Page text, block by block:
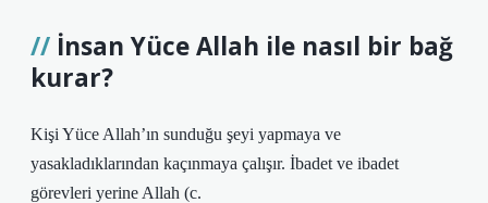
İnsan Yüce Allah ile nasıl bir bağ
kurar?
Kişi Yüce Allah’ın sunduğu şeyi yapmaya ve
yasakladıklarından kaçınmaya çalışır. İbadet ve ibadet
görevleri yerine Allah (c.